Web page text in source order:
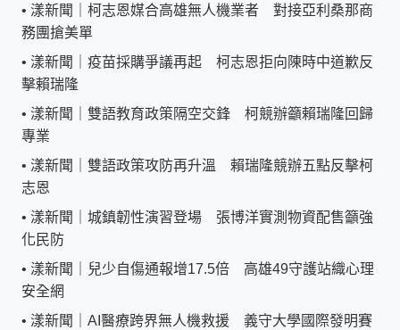
• 漾新聞｜柯志恩媒合高雄無人機業者 對接亞利桑那商
務團搶美單
• 漾新聞｜疫苗採購爭議再起 柯志恩拒向陳時中道歉反
擊賴瑞隆
• 漾新聞｜雙語教育政策隔空交鋒 柯競辦籲賴瑞隆回歸
專業
• 漾新聞｜雙語政策攻防再升溫 賴瑞隆競辦五點反擊柯
志恩
• 漾新聞｜城鎮韌性演習登場 張博洋實測物資配售籲強
化民防
• 漾新聞｜兒少自傷通報增17.5倍 高雄49守護站織心理
安全網
• 漾新聞｜AI醫療跨界無人機救援 義守大學國際發明賽